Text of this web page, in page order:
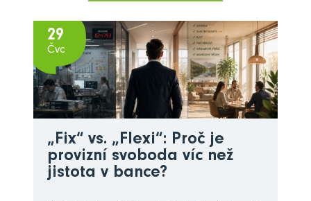
29
Čvc
„Fix“ vs. „Flexi“: Proč je
provizní svoboda víc než
jistota v bance?